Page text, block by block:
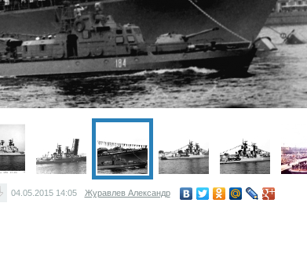
04.05.2015 14:05 Журавлев Александр